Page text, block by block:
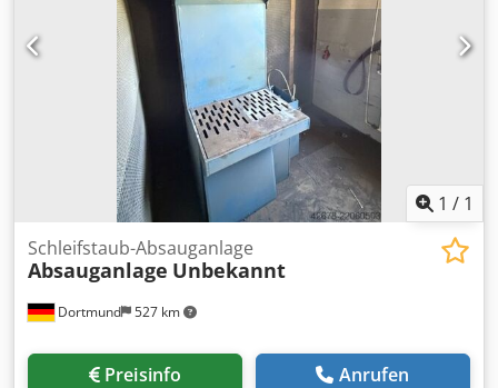
1 / 1
Dortmund 527 km
Schleifstaub-Absauganlage
Absauganlage Unbekannt
Preisinfo Anrufen